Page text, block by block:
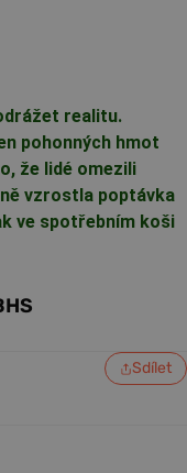
realitu.
pohonných hmot
že lidé omezili
vzrostla poptávka
ve spotřebním koši
Sdílet